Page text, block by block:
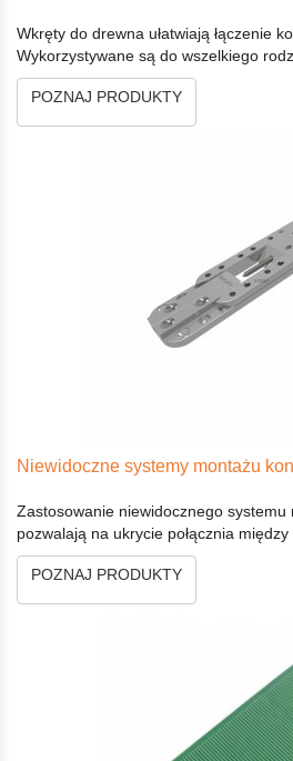
Wkręty do drewna ułatwiają łączenie
Wykorzystywane są do wszelkiego
POZNAJ PRODUKTY
Niewidoczne systemy montażu
Zastosowanie niewidocznego systemu
pozwalają na ukrycie połącznia
POZNAJ PRODUKTY